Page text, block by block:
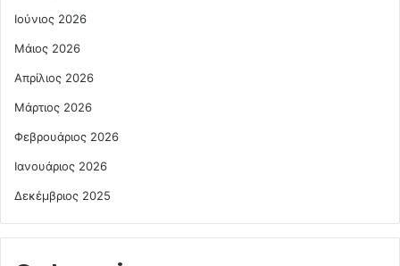
Ιούνιος 2026
Μάιος 2026
Απρίλιος 2026
Μάρτιος 2026
Φεβρουάριος 2026
Ιανουάριος 2026
Δεκέμβριος 2025